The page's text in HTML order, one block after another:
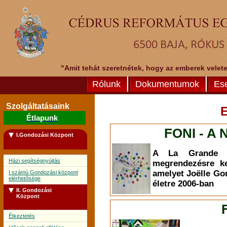
"Amit tehát szeretnétek, hogy az emberek
Rólunk Dokumentumok
Szolgáltatásaink
Étlapunk
I.Gondozási Központ
Házi segítségnyújtás
I.számú Gondozási központ
elérhetősége
II. Gondozási
Központ
Étkeztetés
FONI - A
A La Grande
megrendezésre
amelyet Joëlle
életre 2006-ban